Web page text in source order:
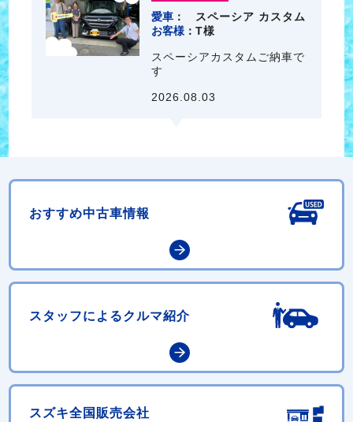
愛車
スペーシア カスタム
お客様
T様
スペーシアカスタムご納車で
す
2026.08.03
おすすめ中古車情報
スタッフによるクルマ紹介
スズキ全国販売会社